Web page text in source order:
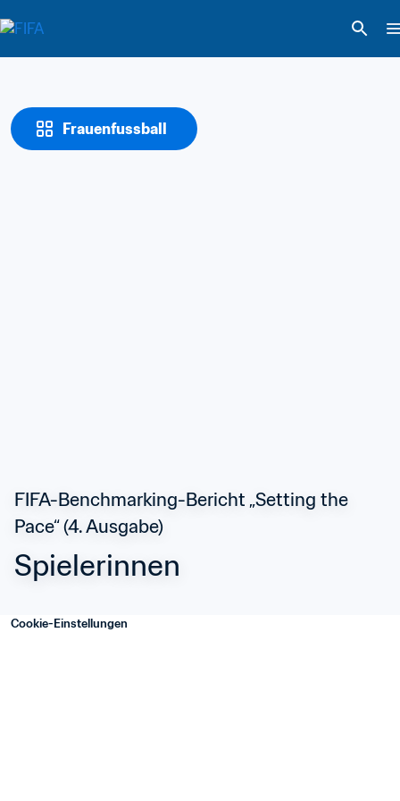
Frauenfussball
FIFA-Benchmarking-Bericht „Setting the
Pace“ (4. Ausgabe)
Spielerinnen
Cookie-Einstellungen